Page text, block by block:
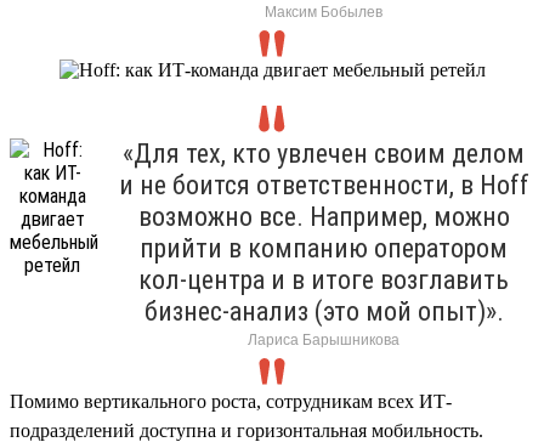
Максим Бобылев
«Для тех, кто увлечен своим делом
и не боится ответственности, в Hoff
возможно все. Например, можно
прийти в компанию оператором
кол-центра и в итоге возглавить
бизнес-анализ (это мой опыт)».
Лариса Барышникова
Помимо вертикального роста, сотрудникам всех ИТ-
подразделений доступна и горизонтальная мобильность.